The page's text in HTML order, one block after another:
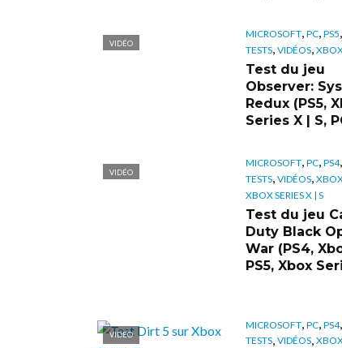
VIDÉO
MICROSOFT, PC, PS5,
TESTS VIDÉOS XBOX
Test du jeu
Observer:
Redux (PS5,
Series X | S,
VIDÉO
MICROSOFT PC PS4,
TESTS VIDÉOS
XBOX SERIES X | S
Test du jeu
Duty Black
War (PS4,
PS5, Xbox
VIDÉO
MICROSOFT PC PS4,
TESTS VIDÉOS